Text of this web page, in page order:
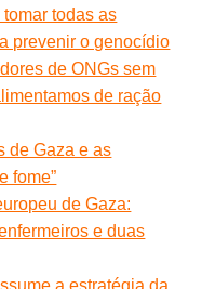
todas as
prevenir o genocídio
de ONGs sem
de ração
de Gaza e as
fome”
de Gaza:
e duas
a estratégia da